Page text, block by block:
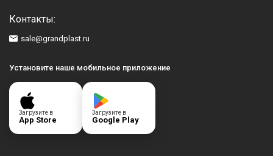
Контакты:
sale@grandplast.ru
Установите наше мобильное приложение
Загрузите в
App Store
Загрузите в
Google Play